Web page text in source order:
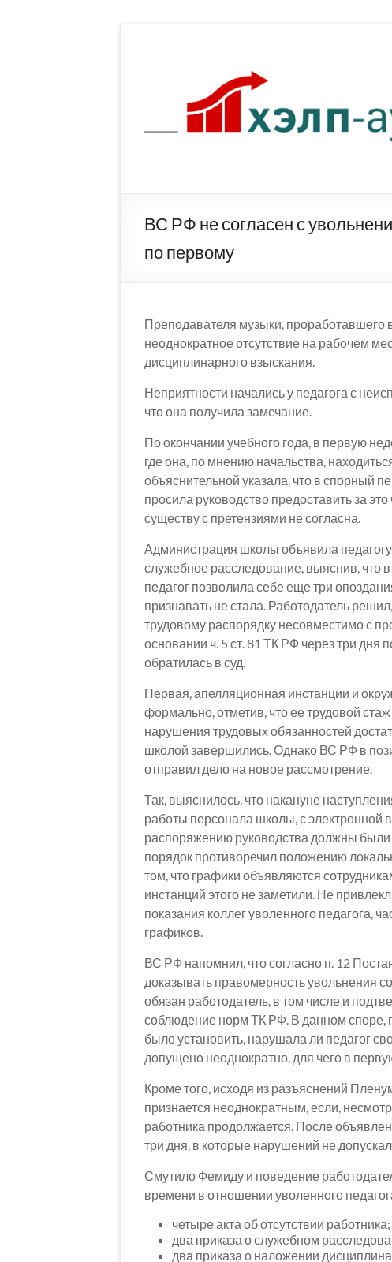
ВС РФ не согласен с
по первому
Преподавателя музыки, проработавшего
неоднократное отсутствие на рабочем
дисциплинарного взыскания.
Неприятности начались у педагога с
что она получила замечание.
По окончании учебного года, в первую
где она, по мнению начальства,
объяснительной указала, что в спорный
просила руководство предоставить за
существу с претензиями не согласна.
Администрация школы объявила
служебное расследование, выяснив, что
педагог позволила себе еще три
признавать не стала. Работодатель
трудовому распорядку несовместимо с
основании ч. 5 ст. 81 ТК РФ через три
обратилась в суд.
Первая, апелляционная инстанции и
формально, отметив, что ее трудовой
нарушения трудовых обязанностей
школой завершились. Однако ВС РФ в
отправил дело на новое рассмотрение.
Так, выяснилось, что накануне
работы персонала школы, с электронной
распоряжению руководства должны были
порядок противоречил положению
том, что графики объявляются
инстанций этого не заметили. Не
показания коллег уволенного педагога,
графиков.
ВС РФ напомнил, что согласно п. 12
доказывать правомерность увольнения
обязан работодатель, в том числе и
соблюдение норм ТК РФ. В данном споре,
было установить, нарушала ли педагог
допущено неоднократно, для чего в
Кроме того, исходя из разъяснений
признается неоднократным, если,
работника продолжается. После
три дня, в которые нарушений не
Смутило Фемиду и поведение
времени в отношении уволенного
четыре акта об отсутствии работника;
два приказа о служебном
два приказа о наложении